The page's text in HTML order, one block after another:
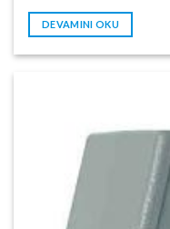
DEVAMINI OKU